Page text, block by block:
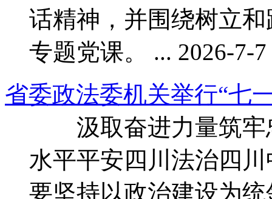
话精神，并围绕树立
专题党课。 ... 2026-7-7
省委政法委机关举行“七
汲取奋进力量筑牢
水平平安四川法治
要坚持以政治建设为